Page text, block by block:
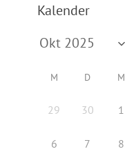
Kalender
M D M
29 30 1
6 7 8